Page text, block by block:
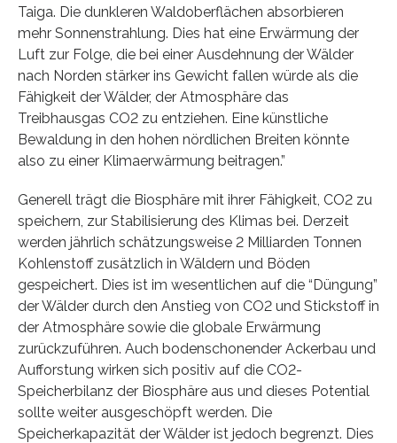
Taiga. Die dunkleren Waldoberflächen absorbieren
mehr Sonnenstrahlung. Dies hat eine Erwärmung der
Luft zur Folge, die bei einer Ausdehnung der Wälder
nach Norden stärker ins Gewicht fallen würde als die
Fähigkeit der Wälder, der Atmosphäre das
Treibhausgas CO2 zu entziehen. Eine künstliche
Bewaldung in den hohen nördlichen Breiten könnte
also zu einer Klimaerwärmung beitragen.”
Generell trägt die Biosphäre mit ihrer Fähigkeit, CO2 zu
speichern, zur Stabilisierung des Klimas bei. Derzeit
werden jährlich schätzungsweise 2 Milliarden Tonnen
Kohlenstoff zusätzlich in Wäldern und Böden
gespeichert. Dies ist im wesentlichen auf die “Düngung”
der Wälder durch den Anstieg von CO2 und Stickstoff in
der Atmosphäre sowie die globale Erwärmung
zurückzuführen. Auch bodenschonender Ackerbau und
Aufforstung wirken sich positiv auf die CO2-
Speicherbilanz der Biosphäre aus und dieses Potential
sollte weiter ausgeschöpft werden. Die
Speicherkapazität der Wälder ist jedoch begrenzt. Dies